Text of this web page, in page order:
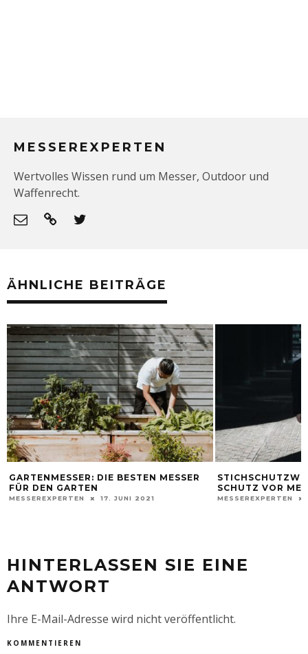
MESSEREXPERTEN
Wertvolles Wissen rund um Messer, Outdoor und
Waffenrecht.
ÄHNLICHE BEITRÄGE
GARTENMESSER: DIE BESTEN MESSER
FÜR DEN GARTEN
MESSEREXPERTEN 17. JUNI 2021
SCHUTZ VOR
MESSEREXPERTEN
HINTERLASSEN SIE EINE
ANTWORT
Ihre E-Mail-Adresse wird nicht veröffentlicht.
KOMMENTIEREN